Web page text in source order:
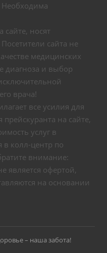
Необходима
носят
сайта не
медицинских
диагноза и выбор
врача!
все усилия для
на сайте,
услуг в
в колл-центр по
внимание:
является офертой,
на основании
– наша забота!